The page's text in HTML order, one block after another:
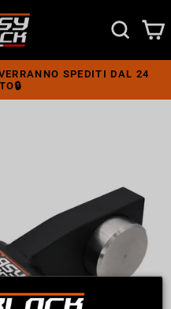
CERCA
SPEDITI DAL 24